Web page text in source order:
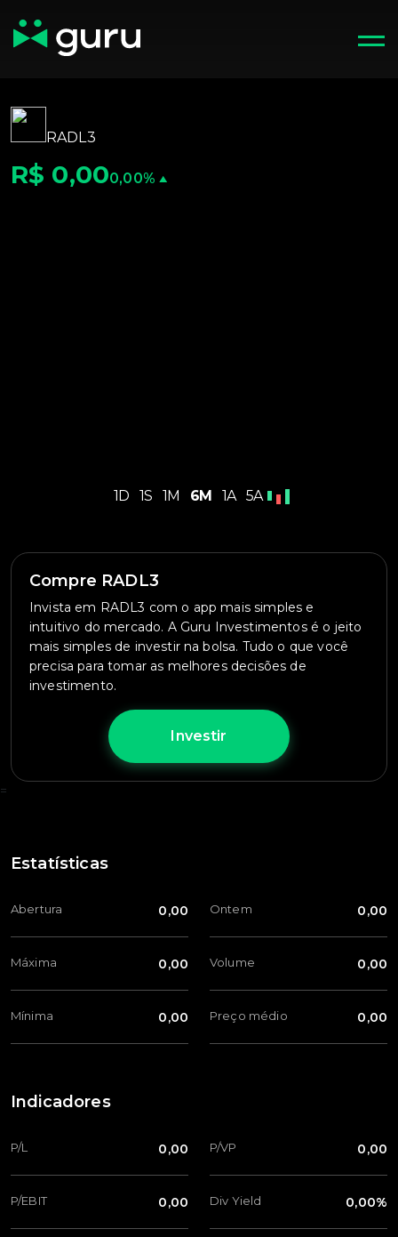
RADL3
R$ 0,000,00%
1D 1S 1M 6M 1A 5A
Compre RADL3
Invista em RADL3 com o app mais simples e
intuitivo do mercado. A Guru Investimentos é o jeito
mais simples de investir na bolsa. Tudo o que você
precisa para tomar as melhores decisões de
investimento.
Investir
=
Estatísticas
Abertura 0,00
Máxima 0,00
Mínima 0,00
Ontem 0,00
Volume 0,00
Preço médio 0,00
Indicadores
P/L 0,00
P/EBIT 0,00
P/VP 0,00
Div Yield 0,00%